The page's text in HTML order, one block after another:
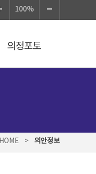
100%
의정포토
HOME > 의안정보